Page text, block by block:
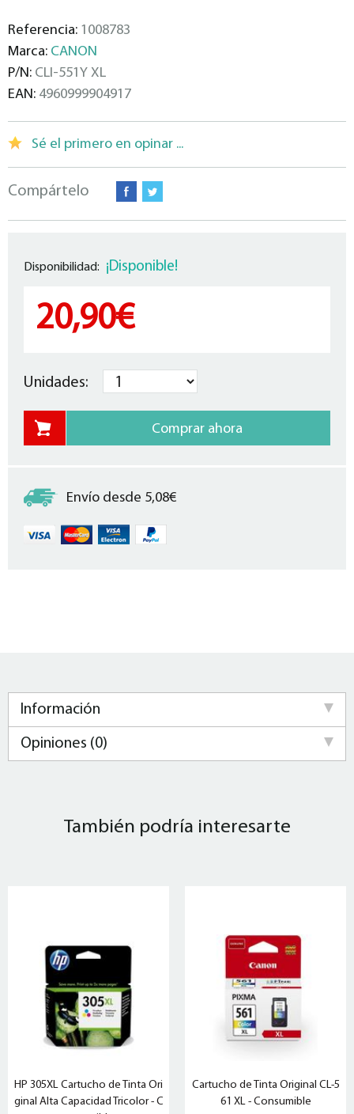
Referencia: 1008783
Marca: CANON
P/N: CLI-551Y XL
EAN: 4960999904917
Sé el primero en opinar ...
Compártelo
Disponibilidad: ¡Disponible!
20,90€
Unidades:
Envío desde 5,08€
Información
Opiniones (0)
También podría interesarte
HP 305XL Cartucho de Tinta Ori
ginal Alta Capacidad Tricolor - C
Cartucho de Tinta Original CL-5
61 XL - Consumible